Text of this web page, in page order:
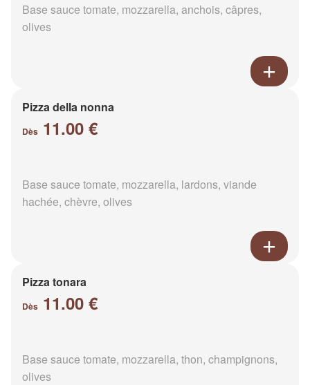
Base sauce tomate, mozzarella, anchois, câpres,
olives
Pizza della nonna
Dès 11.00 €
Base sauce tomate, mozzarella, lardons, viande
hachée, chèvre, olives
Pizza tonara
Dès 11.00 €
Base sauce tomate, mozzarella, thon, champignons,
olives